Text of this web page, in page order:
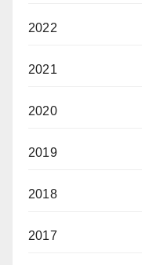
2022
2021
2020
2019
2018
2017